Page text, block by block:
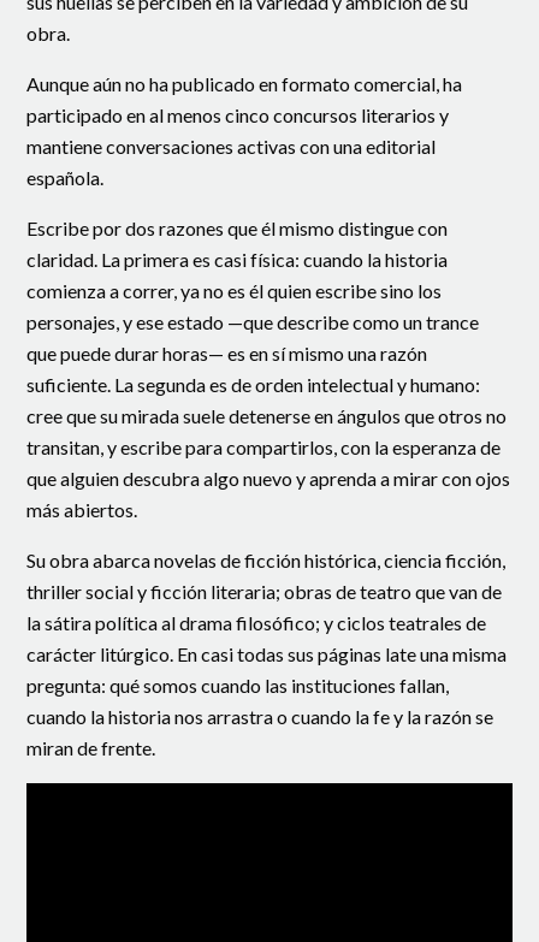
obra.
Aunque aún no ha publicado en formato comercial, ha
participado en al menos cinco concursos literarios y
mantiene conversaciones activas con una editorial
española.
Escribe por dos razones que él mismo distingue con
claridad. La primera es casi física: cuando la historia
comienza a correr, ya no es él quien escribe sino los
personajes, y ese estado —que describe como un trance
que puede durar horas— es en sí mismo una razón
suficiente. La segunda es de orden intelectual y humano:
cree que su mirada suele detenerse en ángulos que otros no
transitan, y escribe para compartirlos, con la esperanza de
que alguien descubra algo nuevo y aprenda a mirar con ojos
más abiertos.
Su obra abarca novelas de ficción histórica, ciencia ficción,
thriller social y ficción literaria; obras de teatro que van de
la sátira política al drama filosófico; y ciclos teatrales de
carácter litúrgico. En casi todas sus páginas late una misma
pregunta: qué somos cuando las instituciones fallan,
cuando la historia nos arrastra o cuando la fe y la razón se
miran de frente.